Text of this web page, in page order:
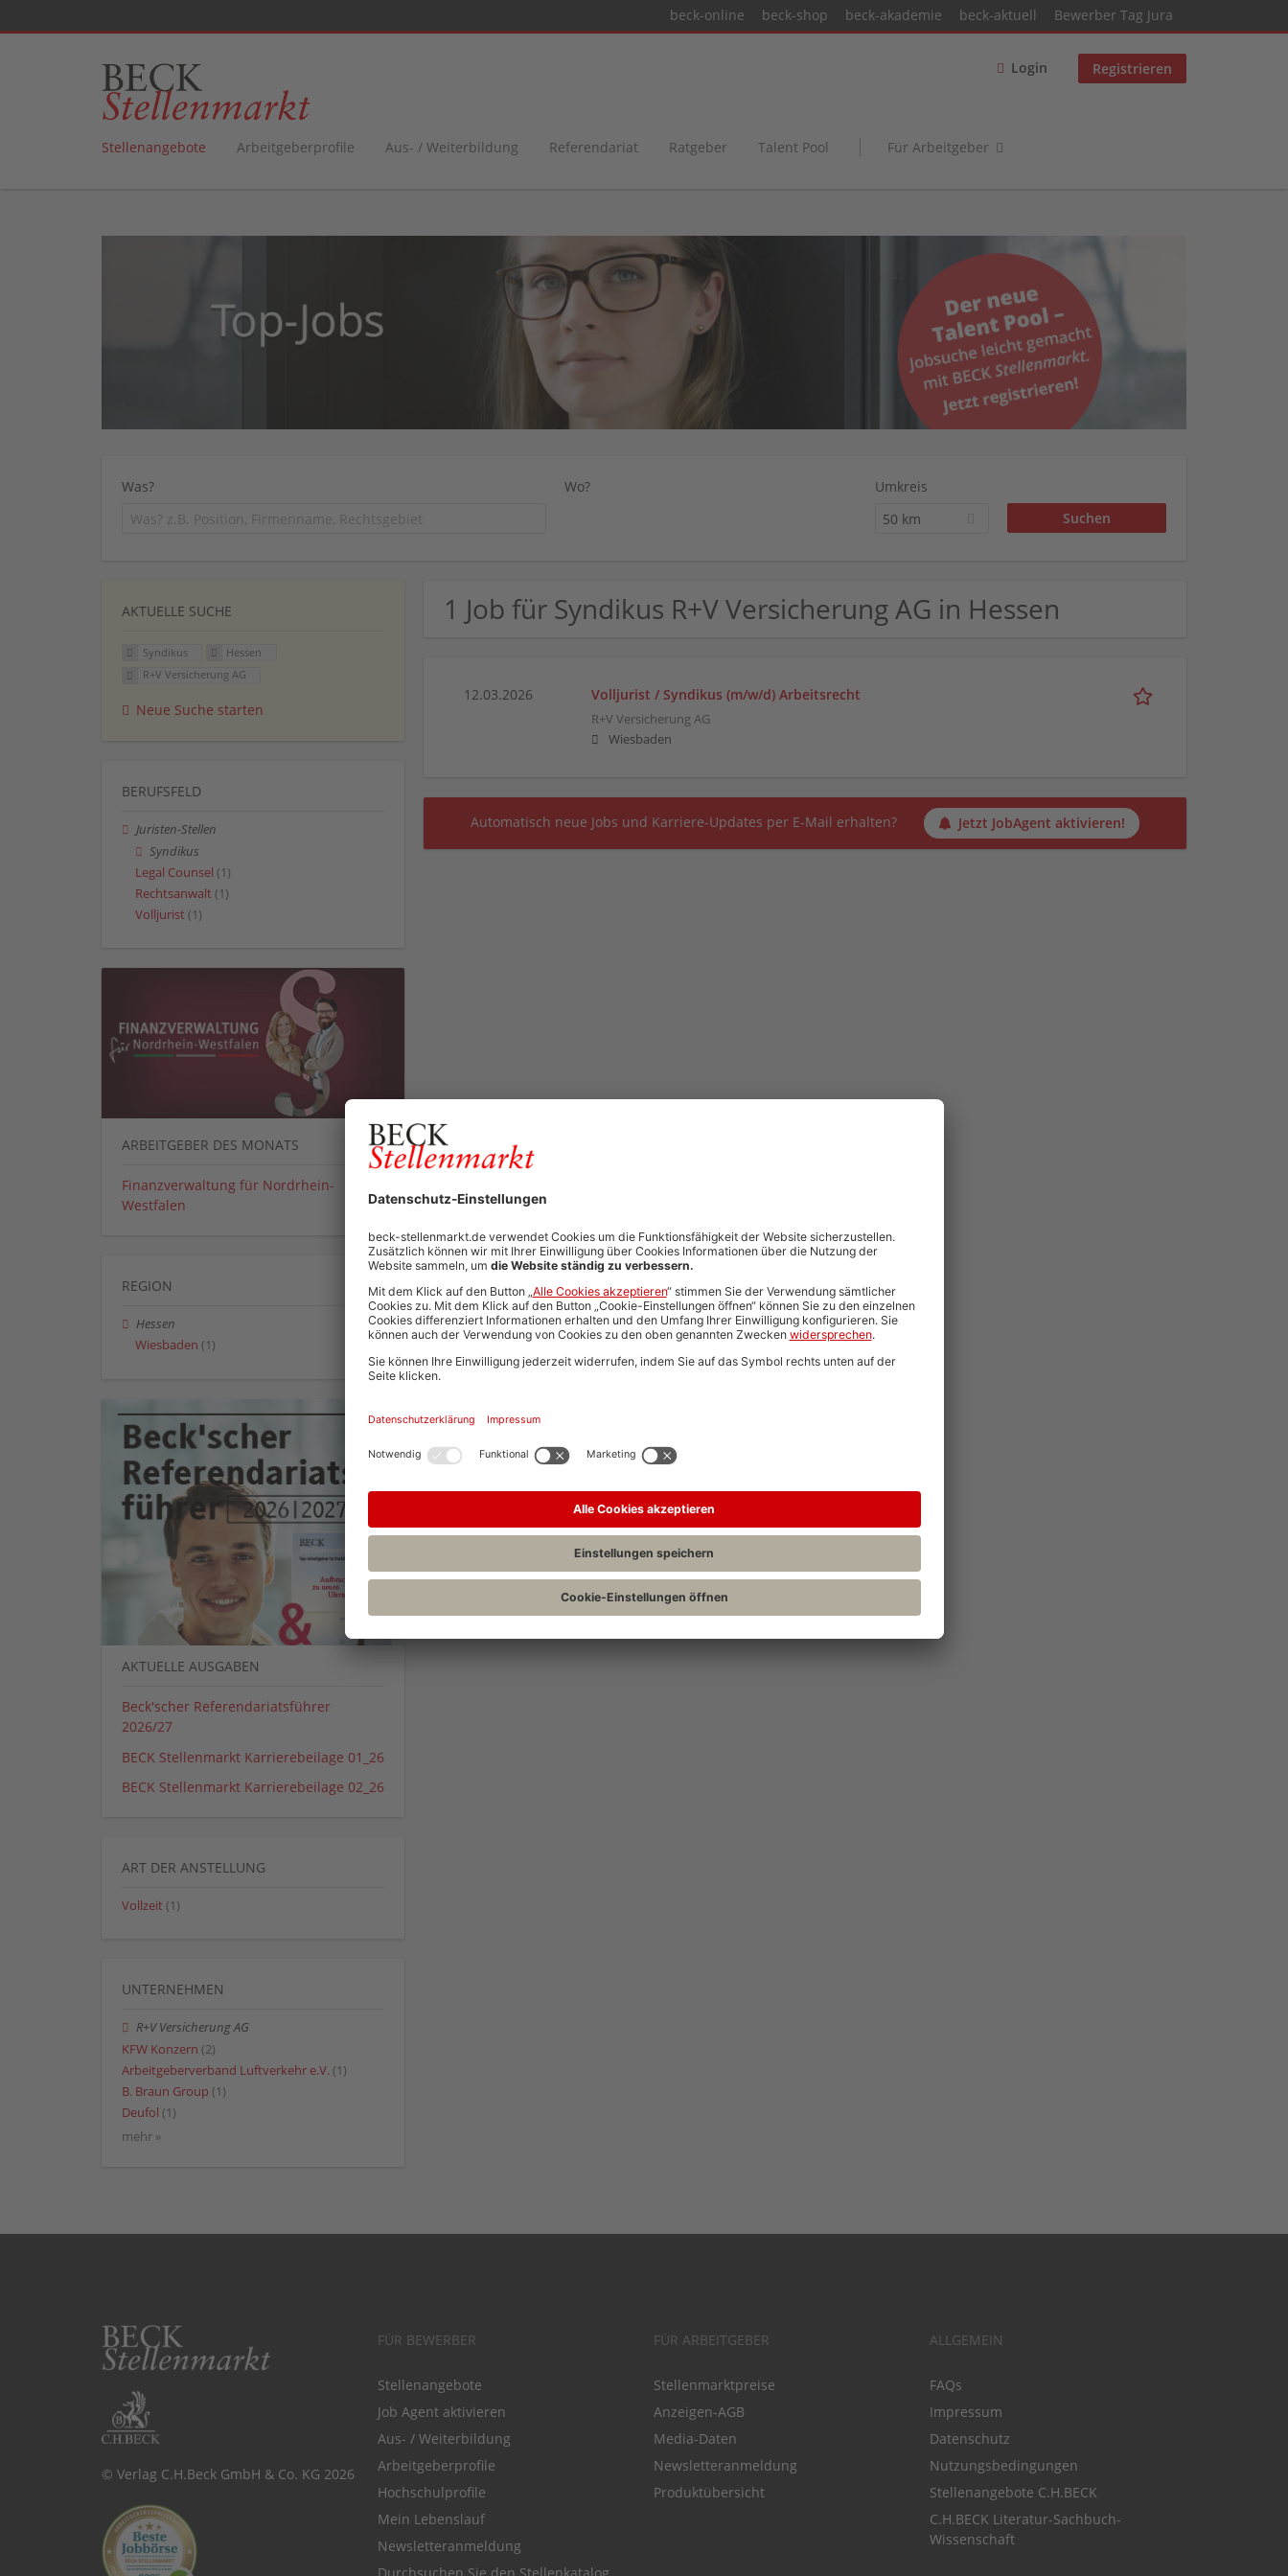
beck-online beck-shop beck-akademie beck-aktuell Bewerber Tag Jura
Login Registrieren
Stellenangebote Arbeitgeberprofile Aus- / Weiterbildung Referendariat Ratgeber Talent Pool Für Arbeitgeber
Was? Wo?
Umkreis
50 km
1 Job für Syndikus R+V Versicherung AG in Hessen
12.03.2026 Volljurist / Syndikus (m/w/d) Arbeitsrecht
R+V Versicherung AG
Wiesbaden
Automatisch neue Jobs und Karriere-Updates per E-Mail erhalten? Jetzt JobAgent aktivieren!
AKTUELLE SUCHE
Syndikus
Hessen
R+V Versicherung AG
Neue Suche starten
BERUFSFELD
Juristen-Stellen
Syndikus
Legal Counsel (1)
Rechtsanwalt (1)
Volljurist (1)
ARBEITGEBER DES MONATS
Finanzverwaltung für Nordrhein-
Westfalen
REGION
Hessen
Wiesbaden (1)
AKTUELLE AUSGABEN
Beck'scher Referendariatsführer
2026/27
BECK Stellenmarkt Karrierebeilage 01_26
BECK Stellenmarkt Karrierebeilage 02_26
ART DER ANSTELLUNG
Vollzeit (1)
UNTERNEHMEN
R+V Versicherung AG
KFW Konzern (2)
Arbeitgeberverband Luftverkehr e.V. (1)
B. Braun Group (1)
Deufol (1)
mehr »
© Verlag C.H.Beck GmbH & Co. KG 2026
FÜR BEWERBER
Stellenangebote
Job Agent aktivieren
Aus- / Weiterbildung
Arbeitgeberprofile
Hochschulprofile
Mein Lebenslauf
Newsletteranmeldung
FÜR ARBEITGEBER
Stellenmarktpreise
Anzeigen-AGB
Media-Daten
Newsletteranmeldung
Produktübersicht
ALLGEMEIN
FAQs
Impressum
Datenschutz
Nutzungsbedingungen
Stellenangebote C.H.BECK
C.H.BECK Literatur-Sachbuch-
Wissenschaft